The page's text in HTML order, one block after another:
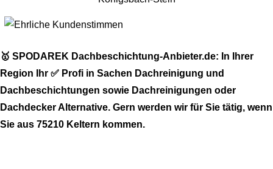
🥇 SPODAREK Dachbeschichtung-Anbieter.de: In Ihrer
Region Ihr ✅ Profi in Sachen Dachreinigung und
Dachbeschichtungen sowie Dachreinigungen oder
Dachdecker Alternative. Gern werden wir für Sie tätig, wenn
Sie aus 75210 Keltern kommen.